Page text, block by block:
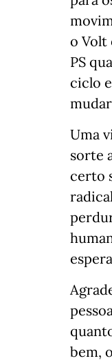
o Volt
PS
ciclo
Uma
sorte
certo
bem,